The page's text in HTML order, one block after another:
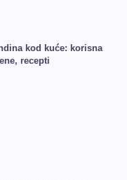
kod kuće: korisna
recepti